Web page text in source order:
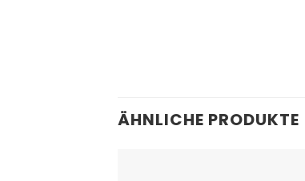
ÄHNLICHE PRODUKTE